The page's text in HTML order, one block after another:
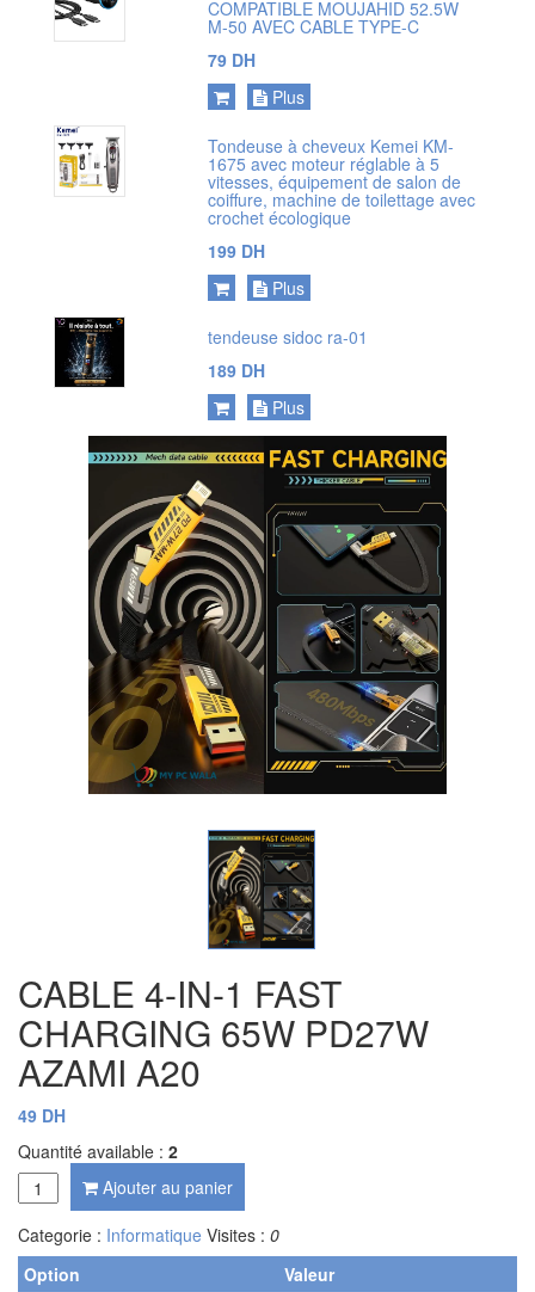
COMPATIBLE MOUJAHID 52.5W
M-50 AVEC CABLE TYPE-C
79 DH
Plus
Tondeuse à cheveux Kemei KM-
1675 avec moteur réglable à 5
vitesses, équipement de salon de
coiffure, machine de toilettage avec
crochet écologique
199 DH
Plus
tendeuse sidoc ra-01
189 DH
Plus
CABLE 4-IN-1 FAST
CHARGING 65W PD27W
AZAMI A20
49 DH
Quantité available : 2
Ajouter au panier
Categorie : Informatique Visites : 0
Option
Valeur